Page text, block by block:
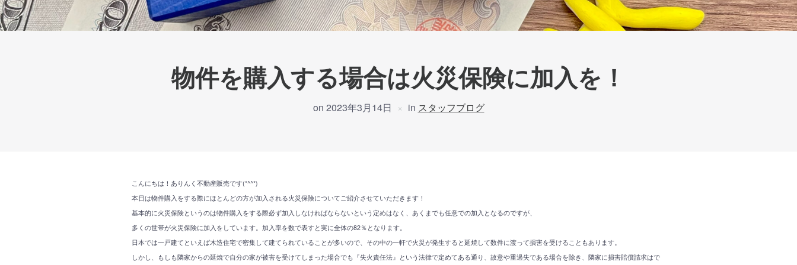
物件を購入する場合は火災保険に加入を！
on 2023年3月14日 in スタッフブログ
こんにちは！ありんく不動産販売です(*^^*)
本日は物件購入をする際にほとんどの方が加入される火災保険についてご紹介させていただきます！
基本的に火災保険というのは物件購入をする際必ず加入しなければならないという定めはなく、あくまでも任意での加入となるのですが、
多くの世帯が火災保険に加入をしています。加入率を数で表すと実に全体の82％となります。
日本では一戸建てといえば木造住宅で密集して建てられていることが多いので、その中の一軒で火災が発生すると延焼して数件に渡って損害を受けることもあります。
しかし、もしも隣家からの延焼で自分の家が被害を受けてしまった場合でも『失火責任法』という法律で定めてある通り、故意や重過失である場合を除き、隣家に損害賠償請求はで